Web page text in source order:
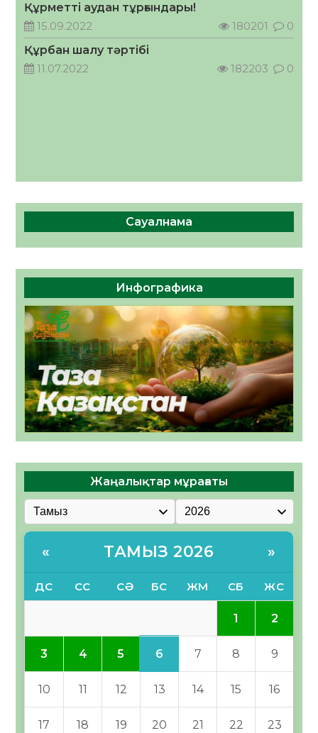
ӘРБІР ДАУЫС – ҚОҒАМ ДАМУЫНА
ҚОСЫЛҒАН ҮЛЕС
05.08.2026
Құрметті аудан тұрғындары!
15.09.2022
180201
0
Құрбан шалу тәртібі
11.07.2022
182203 0
Сауалнама
Инфографика
Жаңалықтар мұрағаты
« ТАМЫЗ 2026 »
ДС СС СӘ БС ЖМ СБ ЖС
1 2
3 4 5 6 7 8 9
10 11 12 13 14 15 16
17 18 19 20 21 22 23